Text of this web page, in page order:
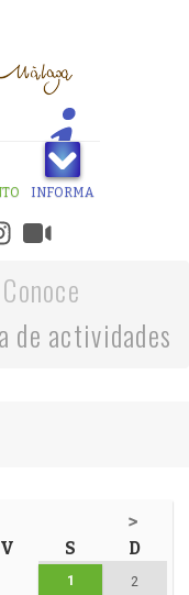
INFORMA
Conoce
de actividades
>
V S D
1 2